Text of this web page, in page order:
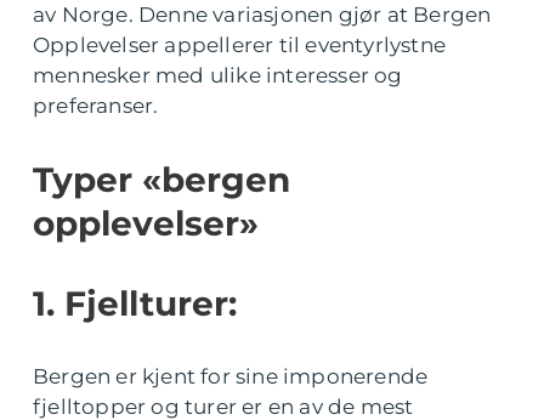
av Norge. Denne variasjonen gjør at Bergen
Opplevelser appellerer til eventyrlystne
mennesker med ulike interesser og
preferanser.
Typer «bergen
opplevelser»
1. Fjellturer:
Bergen er kjent for sine imponerende
fjelltopper og turer er en av de mest